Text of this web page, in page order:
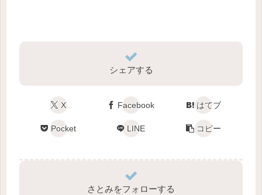
シェアする
X Facebook はてブ
Pocket LINE コピー
さとみをフォローする